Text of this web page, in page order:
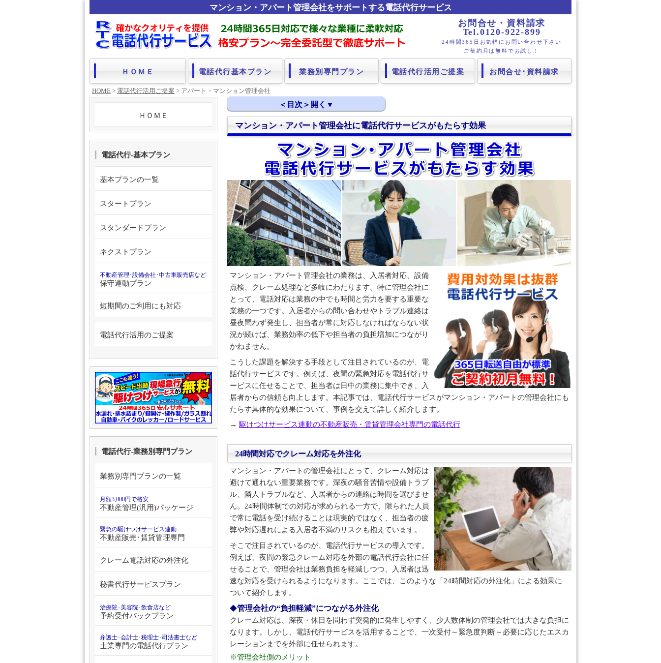
マンション・アパート管理会社をサポートする電話代行サービス
お問合せ・資料請求
Tel.0120-922-899
24時間365日お気軽にお問い合わせ下さい
ご契約月は無料でお試し！
ＨＯＭＥ 電話代行基本プラン 業務別専門プラン 電話代行活用ご提案 お問合せ･資料請求
HOME > 電話代行活用ご提案 > アパート・マンション管理会社
マンション・アパート管理会社に電話代行サービスがもたらす効果
24時間対応でクレーム対応を外注化
管理スタッフの働き方改革
設備トラブル対応を自動化（一次対応～修理手配まで）
小規模管理会社こそ導入すべき！コストを抑えた電話代行サービス活用
RTC電話代行サービスの電話代行プラン
マンション・アパート管理会社に電話代行サービスがもたらす効果
マンション・アパート管理会社の業務は、入居者対応、設備
点検、クレーム処理など多岐にわたります。特に管理会社に
とって、電話対応は業務の中でも時間と労力を要する重要な
業務の一つです。入居者からの問い合わせやトラブル連絡は
昼夜問わず発生し、担当者が常に対応しなければならない状
況が続けば、業務効率の低下や担当者の負担増加につながり
かねません。
こうした課題を解決する手段として注目されているのが、電
話代行サービスです。例えば、夜間の緊急対応を電話代行サ
ービスに任せることで、担当者は日中の業務に集中でき、入
居者からの信頼も向上します。本記事では、電話代行サービスがマンション・アパートの管理会社にも
たらす具体的な効果について、事例を交えて詳しく紹介します。
→ 駆けつけサービス連動の不動産販売・賃貸管理会社専門の電話代行
24時間対応でクレーム対応を外注化
マンション・アパートの管理会社にとって、クレーム対応は
避けて通れない重要業務です。深夜の騒音苦情や設備トラブ
ル、隣人トラブルなど、入居者からの連絡は時間を選びませ
ん。24時間体制での対応が求められる一方で、限られた人員
で常に電話を受け続けることは現実的ではなく、担当者の疲
弊や対応遅れによる入居者不満のリスクも抱えています。
そこで注目されているのが、電話代行サービスの導入です。
例えば、夜間の緊急クレーム対応を外部の電話代行会社に任
せることで、管理会社は業務負担を軽減しつつ、入居者は迅
速な対応を受けられるようになります。ここでは、このような「24時間対応の外注化」による効果に
ついて紹介します。
管理会社の“負担軽減”につながる外注化
クレーム対応は、深夜・休日を問わず突発的に発生しやすく、少人数体制の管理会社では大きな負担に
なります。しかし、電話代行サービスを活用することで、一次受付～緊急度判断～必要に応じたエスカ
レーションまでを外部に任せられます。
※管理会社側のメリット
ＨＯＭＥ
電話代行-基本プラン
基本プランの一覧
スタートプラン
スタンダードプラン
ネクストプラン
不動産管理･設備会社･中古車販売店など
保守連動プラン
短期間のご利用にも対応
電話代行活用のご提案
電話代行-業務別専門プラン
業務別専門プランの一覧
月額3,000円で格安
不動産管理(汎用)パッケージ
緊急の駆けつけサービス連動
不動産販売･賃貸管理専門
クレーム電話対応の外注化
秘書代行サービスプラン
治療院･美容院･飲食店など
予約受付パックプラン
弁護士･会計士･税理士･司法書士など
士業専門の電話代行プラン